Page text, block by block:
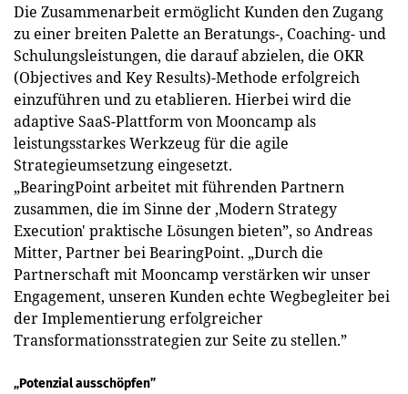
Die Zusammenarbeit ermöglicht Kunden den Zugang
zu einer breiten Palette an Beratungs-, Coaching- und
Schulungsleistungen, die darauf abzielen, die OKR
(Objectives and Key Results)-Methode erfolgreich
einzuführen und zu etablieren. Hierbei wird die
adaptive SaaS-Plattform von Mooncamp als
leistungsstarkes Werkzeug für die agile
Strategieumsetzung eingesetzt.
„BearingPoint arbeitet mit führenden Partnern
zusammen, die im Sinne der ‚Modern Strategy
Execution' praktische Lösungen bieten”, so Andreas
Mitter, Partner bei BearingPoint. „Durch die
Partnerschaft mit Mooncamp verstärken wir unser
Engagement, unseren Kunden echte Wegbegleiter bei
der Implementierung erfolgreicher
Transformationsstrategien zur Seite zu stellen.”
„Potenzial ausschöpfen”